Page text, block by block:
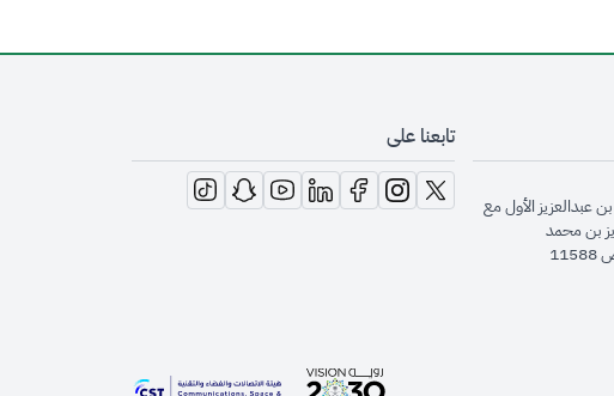
عبدالعزيز الأول مع
بن محمد
تابعنا على
opens in new window
opens in new window
opens in new window
opens in new window
opens in new window
opens in new window
opens in new window